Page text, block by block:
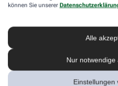
können Sie unserer
Alle
Nur notwendige
Einstellungen
Erfahren Sie mehr unter: